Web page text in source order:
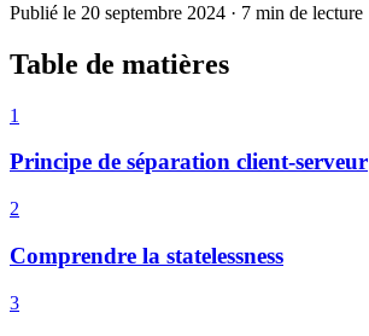
Publié le 20 septembre 2024 · 7 min de lecture
Table de matières
1
Principe de séparation client-serveur
2
Comprendre la statelessness
3